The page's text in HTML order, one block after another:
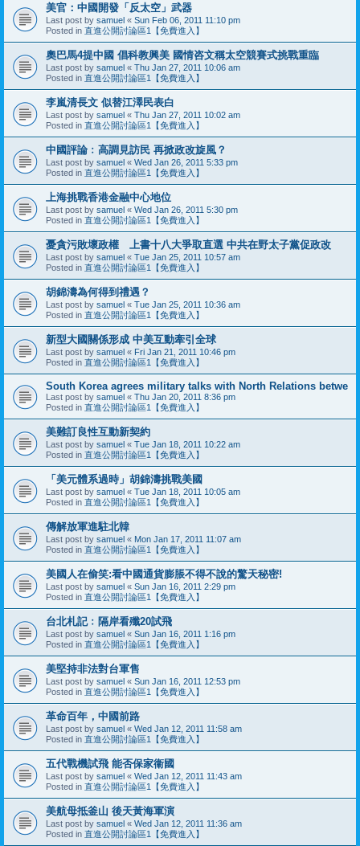
美官：中國開發「反太空」武器
Last post by samuel « Sun Feb 06, 2011 11:10 pm
Posted in 直進公開討論區1【免費進入】
奧巴馬4提中國 倡科教興美 國情咨文稱太空競賽式挑戰重臨
Last post by samuel « Thu Jan 27, 2011 10:06 am
Posted in 直進公開討論區1【免費進入】
李嵐清長文 似替江澤民表白
Last post by samuel « Thu Jan 27, 2011 10:02 am
Posted in 直進公開討論區1【免費進入】
中國評論﹕高調見訪民 再掀政改旋風？
Last post by samuel « Wed Jan 26, 2011 5:33 pm
Posted in 直進公開討論區1【免費進入】
上海挑戰香港金融中心地位
Last post by samuel « Wed Jan 26, 2011 5:30 pm
Posted in 直進公開討論區1【免費進入】
憂貪污敗壞政權 上書十八大爭取直選 中共在野太子黨促政改
Last post by samuel « Tue Jan 25, 2011 10:57 am
Posted in 直進公開討論區1【免費進入】
胡錦濤為何得到禮遇？
Last post by samuel « Tue Jan 25, 2011 10:36 am
Posted in 直進公開討論區1【免費進入】
新型大國關係形成 中美互動牽引全球
Last post by samuel « Fri Jan 21, 2011 10:46 pm
Posted in 直進公開討論區1【免費進入】
South Korea agrees military talks with North Relations betwe
Last post by samuel « Thu Jan 20, 2011 8:36 pm
Posted in 直進公開討論區1【免費進入】
美難訂良性互動新契約
Last post by samuel « Tue Jan 18, 2011 10:22 am
Posted in 直進公開討論區1【免費進入】
「美元體系過時」胡錦濤挑戰美國
Last post by samuel « Tue Jan 18, 2011 10:05 am
Posted in 直進公開討論區1【免費進入】
傳解放軍進駐北韓
Last post by samuel « Mon Jan 17, 2011 11:07 am
Posted in 直進公開討論區1【免費進入】
美國人在偷笑:看中國通貨膨脹不得不說的驚天秘密!
Last post by samuel « Sun Jan 16, 2011 2:29 pm
Posted in 直進公開討論區1【免費進入】
台北札記﹕隔岸看殲20試飛
Last post by samuel « Sun Jan 16, 2011 1:16 pm
Posted in 直進公開討論區1【免費進入】
美堅持非法對台軍售
Last post by samuel « Sun Jan 16, 2011 12:53 pm
Posted in 直進公開討論區1【免費進入】
革命百年，中國前路
Last post by samuel « Wed Jan 12, 2011 11:58 am
Posted in 直進公開討論區1【免費進入】
五代戰機試飛 能否保家衞國
Last post by samuel « Wed Jan 12, 2011 11:43 am
Posted in 直進公開討論區1【免費進入】
美航母抵釜山 後天黃海軍演
Last post by samuel « Wed Jan 12, 2011 11:36 am
Posted in 直進公開討論區1【免費進入】